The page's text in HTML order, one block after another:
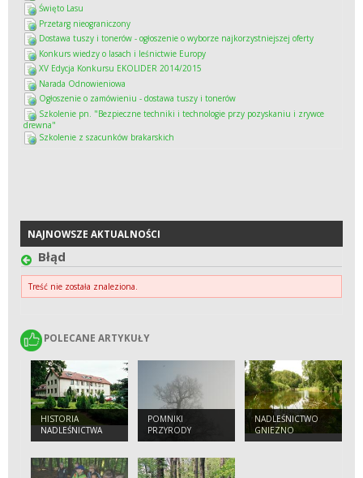
Święto Lasu
Przetarg nieograniczony
Dostawa tuszy i tonerów - ogłoszenie o wyborze najkorzystniejszej oferty
Konkurs wiedzy o lasach i leśnictwie Europy
XV Edycja Konkursu EKOLIDER 2014/2015
Narada Odnowieniowa
Ogłoszenie o zamówieniu - dostawa tuszy i tonerów
Szkolenie pn. "Bezpieczne techniki i technologie przy pozyskaniu i zrywce
drewna"
Szkolenie z szacunków brakarskich
NAJNOWSZE AKTUALNOŚCI
NAJNOWSZE AKTUALNOŚCI
Błąd
Treść nie została znaleziona.
POLECANE ARTYKUŁY
POLECANE ARTYKUŁY
HISTORIA
NADLEŚNICTWA
GNIEZNO
POMNIKI
PRZYRODY
NADLEŚNICTWO
GNIEZNO